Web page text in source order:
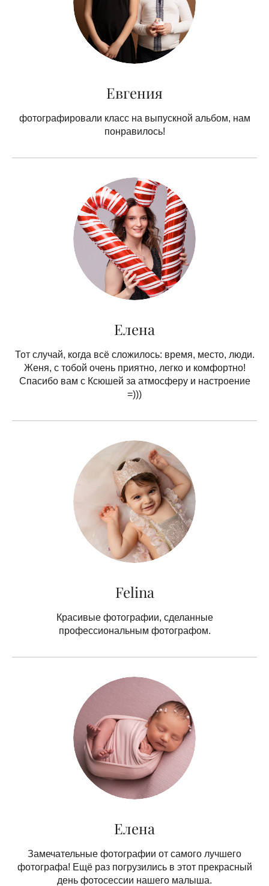
Евгения
фотографировали класс на выпускной альбом, нам
понравилось!
Елена
Тот случай, когда всё сложилось: время, место, люди.
Женя, с тобой очень приятно, легко и комфортно!
Спасибо вам с Ксюшей за атмосферу и настроение
=)))
Felina
Красивые фотографии, сделанные
профессиональным фотографом.
Елена
Замечательные фотографии от самого лучшего
фотографа! Ещё раз погрузились в этот прекрасный
день фотосессии нашего малыша.